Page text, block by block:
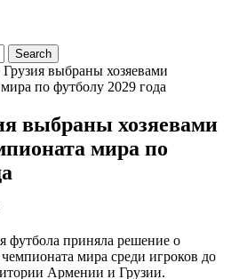
выбраны хозяевами
по футболу 2029 года
выбраны хозяевами
мира по
футбола приняла решение о
мира среди игроков до
Армении и Грузии.